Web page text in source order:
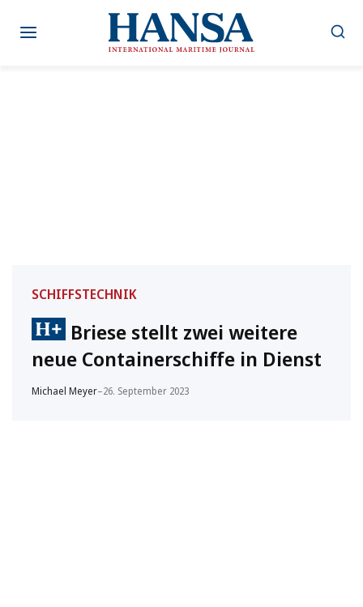
Inhalt
SCHIFFSTECHNIK
Briese stellt zwei weitere
neue Containerschiffe in Dienst
Michael Meyer–26. September 2023